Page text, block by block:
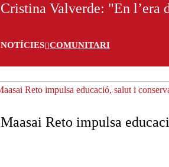
Cristina Valverde: "En l’era
NOTÍCIES COMUNITARI
Maasai Reto impulsa